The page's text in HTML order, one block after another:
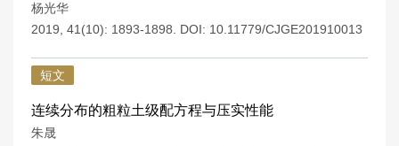
杨光华
2019, 41(10): 1893-1898.
DOI: 10.11779/CJGE201910013
短文
连续分布的粗粒土级配方程与压实性能
朱晟